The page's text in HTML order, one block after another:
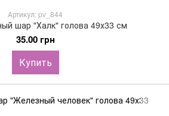
Артикул: pv_844
шар "Халк" голова 49х33 см
35.00 грн
Купить